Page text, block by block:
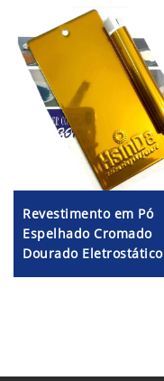
Revestimento em Pó
Espelhado Cromado
Dourado Eletrostático
Resistente ao Calor,